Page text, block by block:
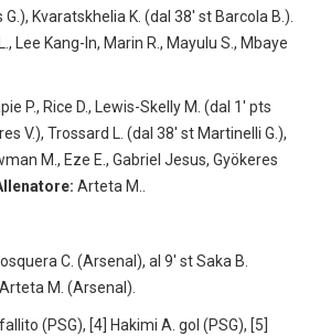
Kvaratskhelia K. (dal 38′ st Barcola B.).
Lee Kang-In, Marin R., Mayulu S., Mbaye
P., Rice D., Lewis-Skelly M. (dal 1′ pts
V.), Trossard L. (dal 38′ st Martinelli G.),
M., Eze E., Gabriel Jesus, Gyökeres
Arteta M..
C. (Arsenal), al 9′ st Saka B.
M. (Arsenal).
(PSG), [4] Hakimi A. gol (PSG), [5]